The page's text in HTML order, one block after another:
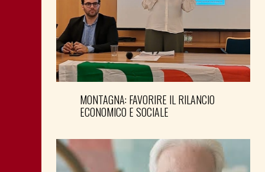
MONTAGNA: FAVORIRE IL RILANCIO
ECONOMICO E SOCIALE